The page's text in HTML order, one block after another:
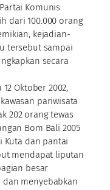
Komunis
dari 100.000 orang
kejadian-
tersebut sampai
secara
Oktober 2002,
pariwisata
202 orang tewas
Bom Bali 2005
Kuta dan pantai
mendapat liputan
besar
dan menyebabkan